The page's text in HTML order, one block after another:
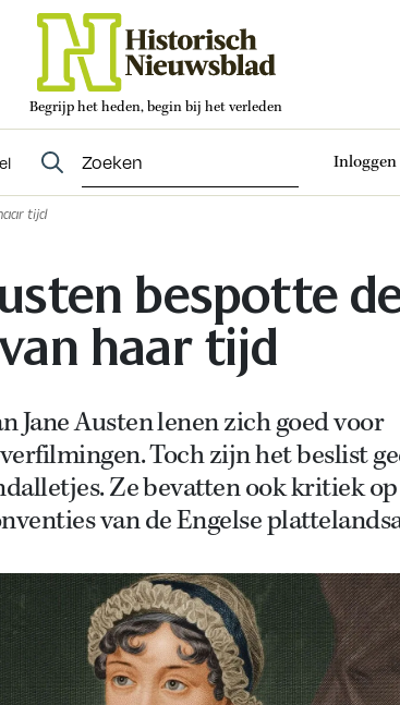
Begrijp het heden, begin bij het verleden
Inloggen
tijd
bespotte
haar tijd
Jane Austen lenen zich goed voor
Toch zijn het beslist
Ze bevatten ook kritiek
van de Engelse